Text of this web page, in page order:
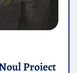
Proiect